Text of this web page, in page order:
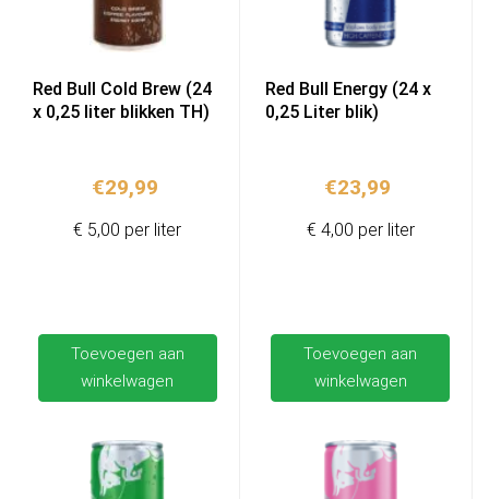
Red Bull Cold Brew (24
x 0,25 liter blikken TH)
€29,99
Toevoegen aan
winkelwagen
€ 5,00 per liter
Red Bull Energy (24 x
0,25 Liter blik)
€23,99
Toevoegen aan
winkelwagen
€ 4,00 per liter